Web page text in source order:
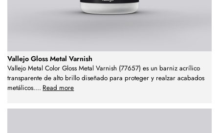
Vallejo Gloss Metal Varnish
Vallejo Metal Color Gloss Metal Varnish (77657) es un barniz acrílico
transparente de alto brillo diseñado para proteger y realzar acabados
metálicos.... Read more